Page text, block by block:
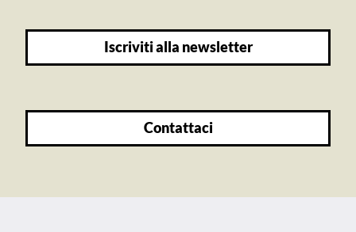
iscriviti alla newsletter
contattaci